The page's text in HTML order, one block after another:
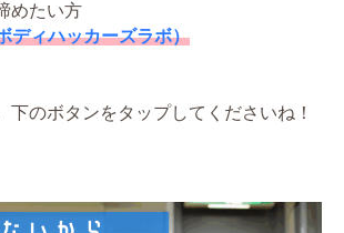
めたい方
ディハッカーズラボ）
下のボタンをタップしてくださいね！